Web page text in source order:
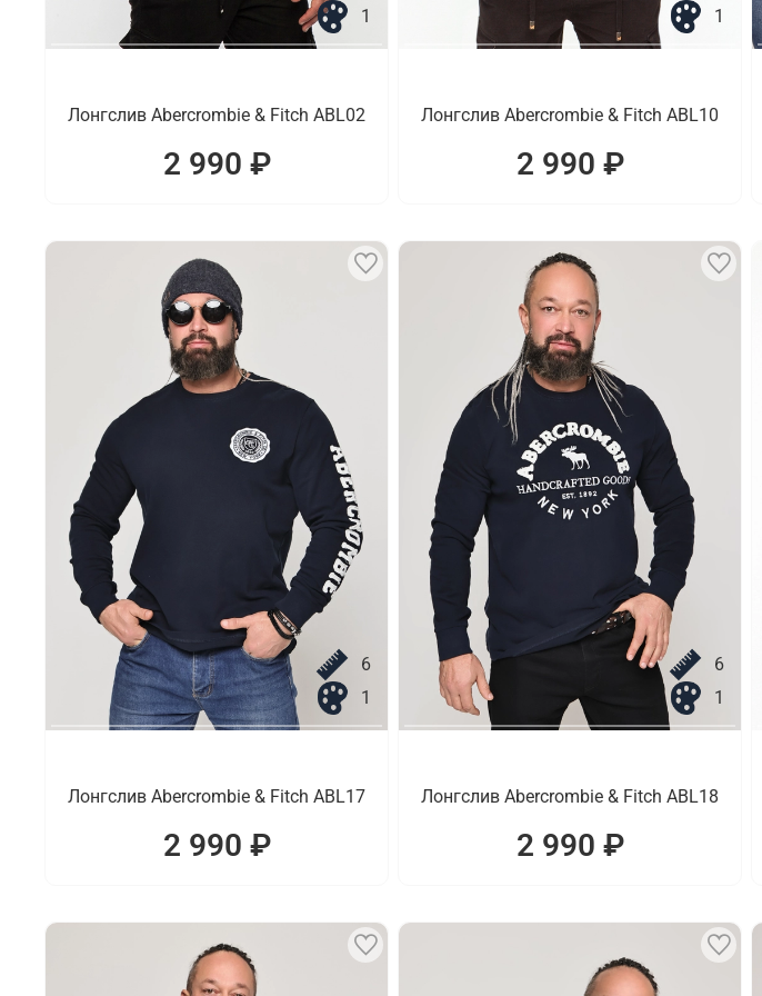
1
Лонгслив Abercrombie & Fitch ABL02
2 990 ₽
1
Лонгслив Abercrombie & Fitch ABL10
2 990 ₽
6
1
Лонгслив Abercrombie & Fitch ABL17
2 990 ₽
6
1
Лонгслив Abercrombie & Fitch ABL18
2 990 ₽